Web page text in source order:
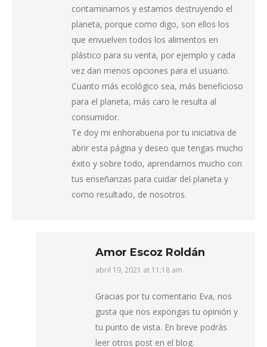
contaminamos y estamos destruyendo el
planeta, porque como digo, son ellos los
que envuelven todos los alimentos en
plástico para su venta, por ejemplo y cada
vez dan menos opciones para el usuario.
Cuanto más ecológico sea, más beneficioso
para el planeta, más caro le resulta al
consumidor.
Te doy mi enhorabuena por tu iniciativa de
abrir esta página y deseo que tengas mucho
éxito y sobre todo, aprendamos mucho con
tus enseñanzas para cuidar del planeta y
como resultado, de nosotros.
Amor Escoz Roldán
says:
abril 19, 2021 at 11:18 am
Gracias por tu comentario Eva, nos
gusta que nos expongas tu opinión y
tu punto de vista. En breve podrás
leer otros post en el blog.